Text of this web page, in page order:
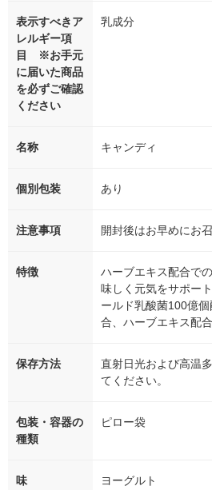
表示すべきア
レルギー項
目 ※お手元
に届いた商品
を必ずご確認
ください
乳成分
名称 キャンディ
個別包装 あり
注意事項 開封後はお早めにお
特徴
ハーブエキス配合で
味しく元気をサポー
ールド乳酸菌100億
合、ハーブエキス配合
保存方法
直射日光および高温
てください。
包装・容器の
種類
ピロー袋
味 ヨーグルト